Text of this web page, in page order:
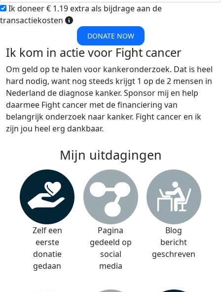
Ik doneer € 1.19 extra als bijdrage aan de
transactiekosten
DONATE NOW
Ik kom in actie voor Fight cancer
Om geld op te halen voor kankeronderzoek. Dat is heel
hard nodig, want nog steeds krijgt 1 op de 2 mensen in
Nederland de diagnose kanker. Sponsor mij en help
daarmee Fight cancer met de financiering van
belangrijk onderzoek naar kanker. Fight cancer en ik
zijn jou heel erg dankbaar.
Mijn uitdagingen
Zelf een
eerste
donatie
gedaan
Pagina
gedeeld op
social
media
Blog
bericht
geschreven